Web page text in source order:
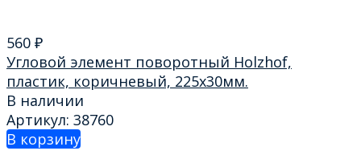
560 ₽
Угловой элемент поворотный Holzhof,
пластик, коричневый, 225х30мм.
В наличии
Артикул: 38760
В корзину